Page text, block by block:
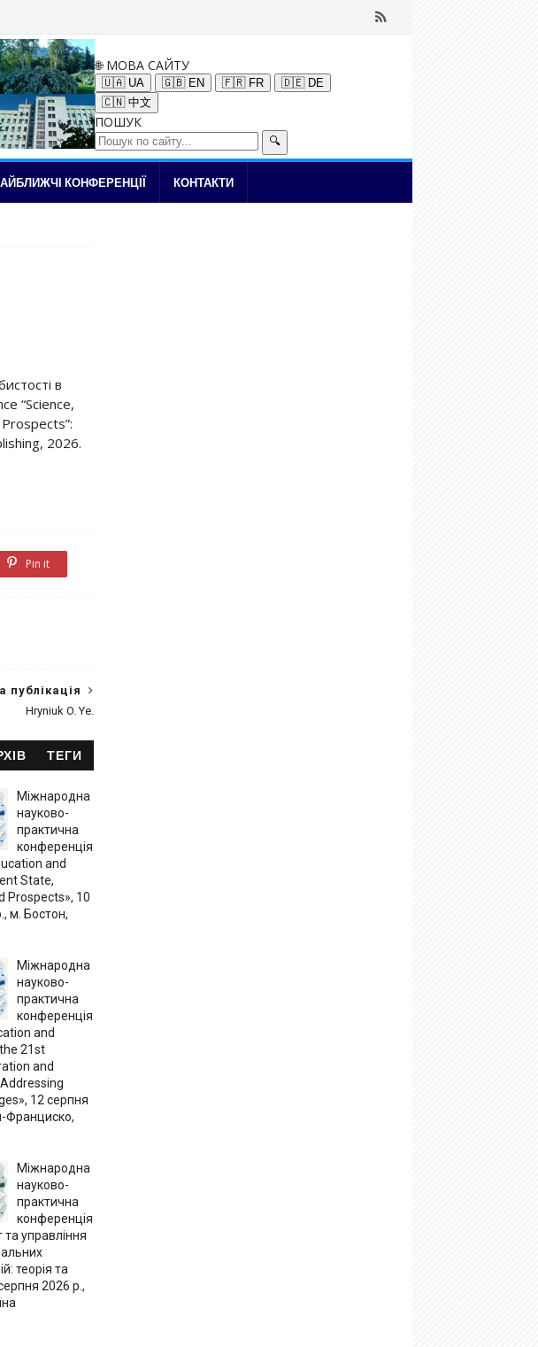
🌐 МОВА САЙТУ
🇺🇦 UA 🇬🇧 EN 🇫🇷 FR
🇩🇪 DE
🇨🇳 中文
ПОШУК
🔍
КОНФЕРЕНЦІЇ КОНТАКТИ
в
“Science,
2026.
Pin it
публікація
Hryniuk O. Ye.
ТЕГИ
Міжнародна
науково-
практична
конференція
and
State,
Prospects», 10
м. Бостон,
Міжнародна
науково-
практична
конференція
and
21st
and
12 серпня
Франциско,
Міжнародна
науково-
практична
конференція
управління
теорія та
2026 р.,